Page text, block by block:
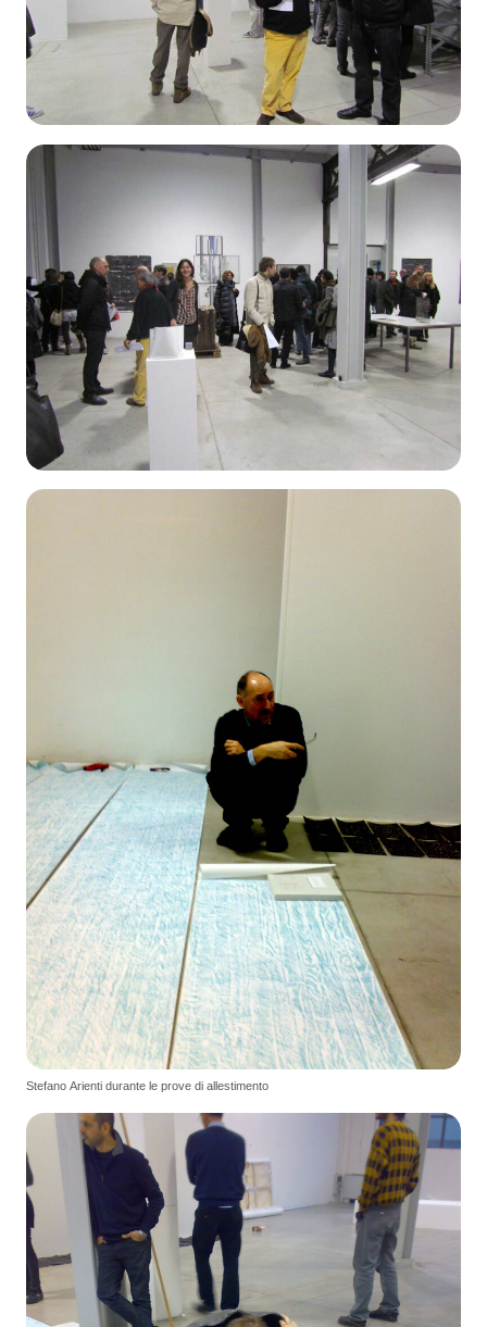
Stefano Arienti durante le prove di allestimento